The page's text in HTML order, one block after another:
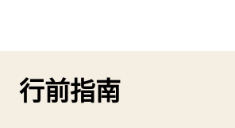
行前指南